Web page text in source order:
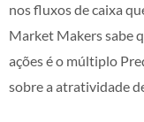
nos fluxos de caixa
Market Makers sabe
ações é o múltiplo
sobre a atratividade